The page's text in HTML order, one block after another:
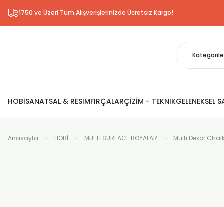
1750 ve Üzeri Tüm Alışverişlerinizde Ücretsiz Kargo!
HOBİSANATSAL & RESİMFIRÇALARÇİZİM - TEKNİKGELENEKSEL
Anasayfa HOBİ MULTİ SURFACE BOYALAR Multi Dekor